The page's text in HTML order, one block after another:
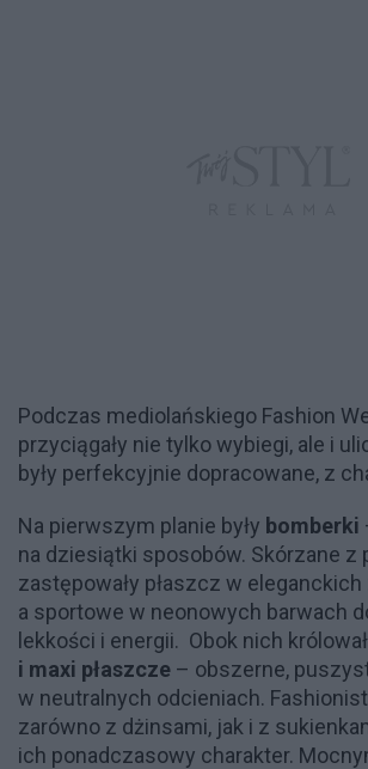
Podczas mediolańskiego Fashion
przyciągały nie tylko wybiegi, ale i
były perfekcyjnie dopracowane, z
Na pierwszym planie były bomberki
na dziesiątki sposobów. Skórzane z
zastępowały płaszcz w
a sportowe w neonowych barwach
lekkości i energii. Obok nich
i maxi płaszcze – obszerne,
w neutralnych odcieniach.
zarówno z dżinsami, jak i z
ich ponadczasowy charakter.